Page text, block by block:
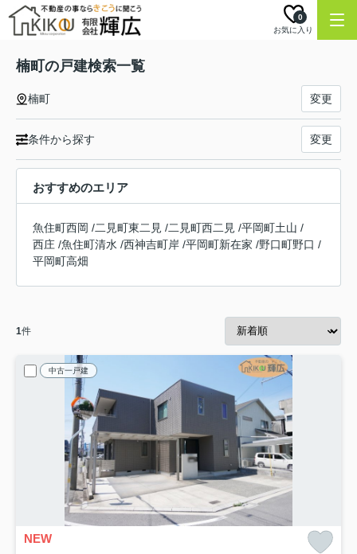
お気に入り
0
楠町の戸建検索一覧
楠町 変更
条件から探す 変更
おすすめのエリア
魚住町西岡 /二見町東二見 /二見町西二見 /平岡町土山 /
西庄 /魚住町清水 /西神吉町岸 /平岡町新在家 /野口町野口 /
平岡町高畑
1件
中古一戸建
NEW